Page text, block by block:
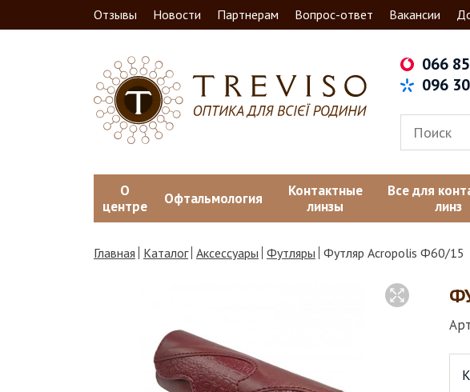
Отзывы Новости Партнерам Вопрос-ответ Вакансии
066
096
О
центре
Офтальмология
Контактные
линзы
Все для
линз
Главная Каталог Аксессуары Футляры Футляр Acropolis Ф60/15